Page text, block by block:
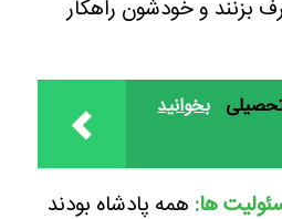
بزنند و خودشون راهکار
بخوانید
ها: همه پادشاه بودند